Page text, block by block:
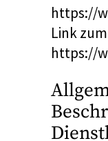
https://
Link
https://